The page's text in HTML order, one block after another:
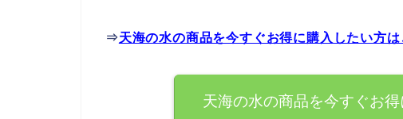
⇒天海の水の商品を今すぐお得に購入したい方は
天海の水の商品を今すぐお